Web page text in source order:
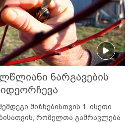
ნარგავების
მიზნებისთვის 1. ისეთი
რომელთა გამრავლება